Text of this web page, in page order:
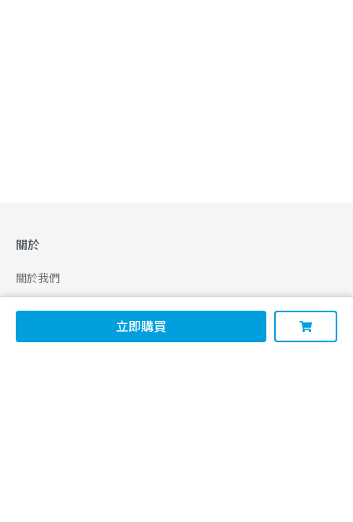
立即購買
關於
關於我們
合作申請